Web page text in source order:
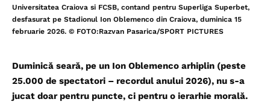
Universitatea Craiova si FCSB, contand pentru Superliga Superbet,
desfasurat pe Stadionul Ion Oblemenco din Craiova, duminica 15
februarie 2026. © FOTO:Razvan Pasarica/SPORT PICTURES
Duminică seară, pe un Ion Oblemenco arhiplin (peste
25.000 de spectatori – recordul anului 2026), nu s-a
jucat doar pentru puncte, ci pentru o ierarhie morală.